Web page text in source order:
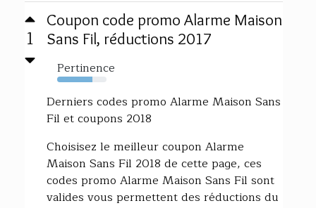
1
Coupon code promo Alarme Maison
Sans Fil, réductions 2017
Pertinence
71%
Derniers codes promo Alarme Maison Sans
Fil et coupons 2018
Choisisez le meilleur coupon Alarme
Maison Sans Fil 2018 de cette page, ces
codes promo Alarme Maison Sans Fil sont
valides vous permettent des réductions du